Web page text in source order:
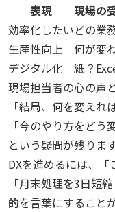
表現
現場の
効率化したいどの業
生産性向上
何が変
デジタル化
紙？
現場担当者の心の声
「結局、何を変えれ
「今のやり方をどう
という疑問が残ります
DXを進めるには、「
「月末処理を3日短
的を言葉にすること